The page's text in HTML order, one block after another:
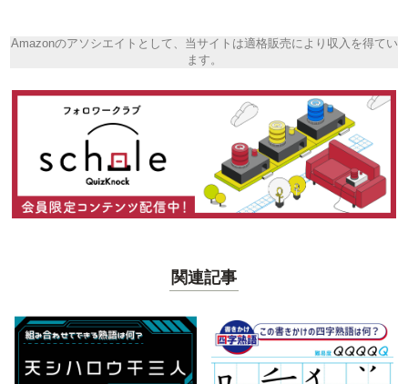
Amazonのアソシエイトとして、当サイトは適格販売により収入を得てい
ます。
関連記事